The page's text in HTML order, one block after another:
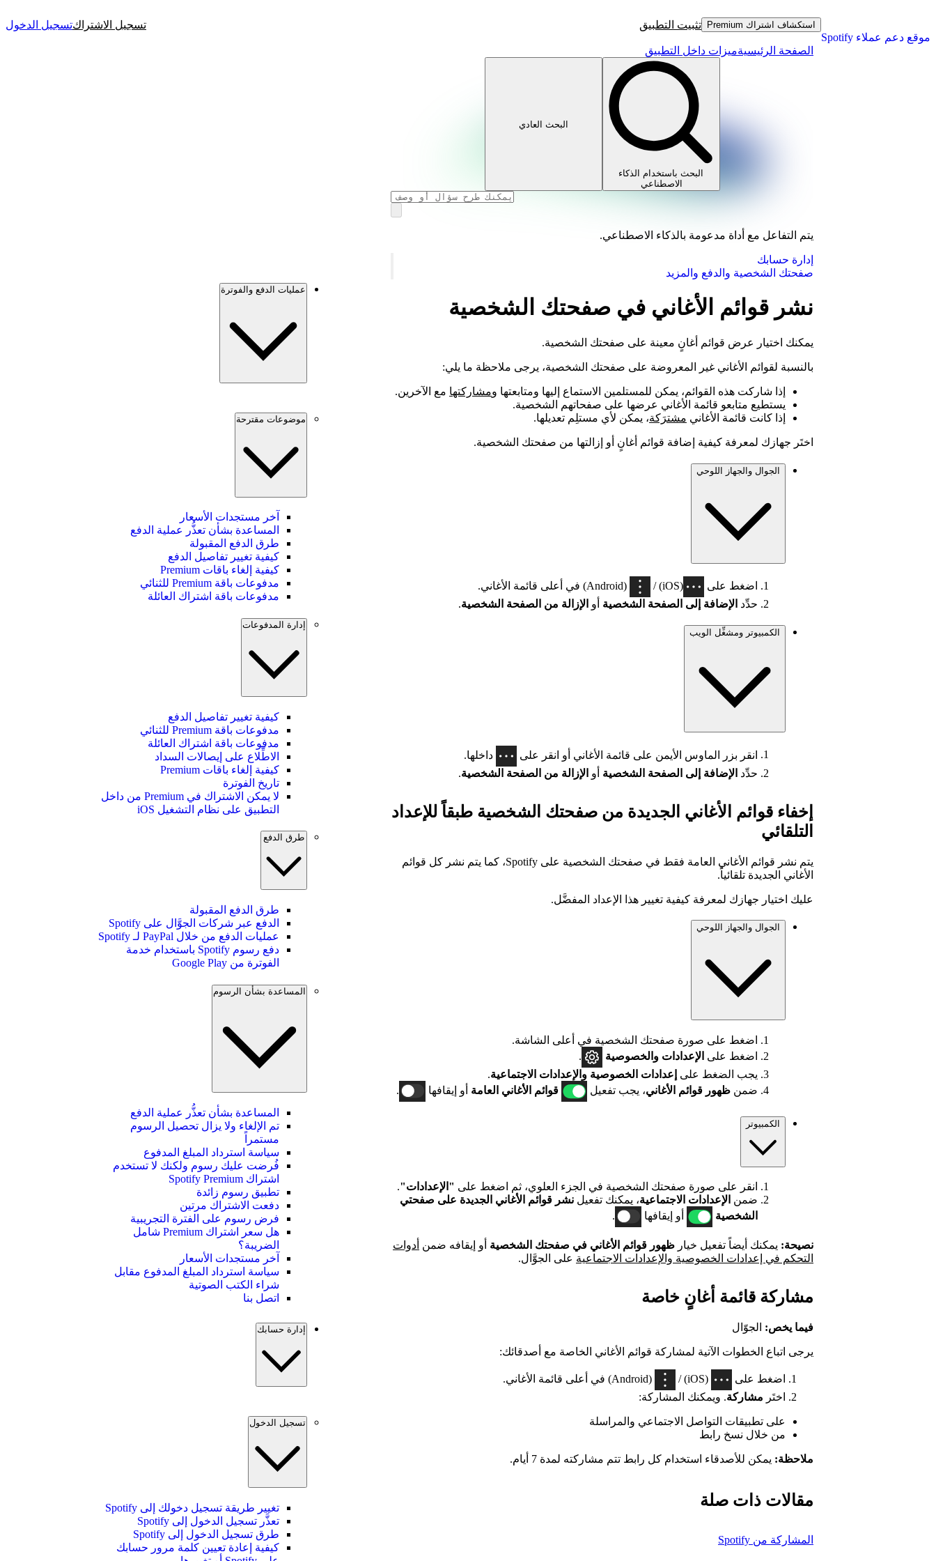
موقع دعم عملاء Spotify
استكشاف اشتراك Premium تثبيت التطبيق تسجيل الاشتراكتسجيل الدخول
الصفحة الرئيسيةميزات داخل التطبيق
البحث باستخدام الذكاء
الاصطناعي
البحث العادي
يتم التفاعل مع أداة مدعومة بالذكاء الاصطناعي.
إدارة حسابك
صفحتك الشخصية والدفع والمزيد
نشر قوائم الأغاني في صفحتك الشخصية
يمكنك اختيار عرض قوائم أغانٍ معينة على صفحتك الشخصية.
بالنسبة لقوائم الأغاني غير المعروضة على صفحتك الشخصية، يرجى ملاحظة ما يلي:
إذا شاركت هذه القوائم، يمكن للمستلمين الاستماع إليها ومتابعتها ومشاركتها مع الآخرين.
يستطيع متابعو قائمة الأغاني عرضها على صفحاتهم الشخصية.
إذا كانت قائمة الأغاني مشترَكة، يمكن لأي مستلِم تعديلها.
اختَر جهازك لمعرفة كيفية إضافة قوائم أغانٍ أو إزالتها من صفحتك الشخصية.
الجوال والجهاز اللوحي
اضغط على (iOS) /
(Android) في أعلى قائمة الأغاني.
حدِّد الإضافة إلى الصفحة الشخصية أو الإزالة من الصفحة الشخصية.
الكمبيوتر ومشغِّل الويب
انقر بزر الماوس الأيمن على قائمة الأغاني أو انقر على
داخلها.
حدِّد الإضافة إلى الصفحة الشخصية أو الإزالة من الصفحة الشخصية.
إخفاء قوائم الأغاني الجديدة من صفحتك الشخصية طبقاً للإعداد
التلقائي
يتم نشر قوائم الأغاني العامة فقط في صفحتك الشخصية على Spotify، كما يتم نشر كل قوائم
الأغاني الجديدة تلقائياً.
عليك اختيار جهازك لمعرفة كيفية تغيير هذا الإعداد المفضَّل.
الجوال والجهاز اللوحي
اضغط على صورة صفحتك الشخصية في أعلى الشاشة.
اضغط على الإعدادات والخصوصية
.
يجب الضغط على إعدادات الخصوصية والإعدادات الاجتماعية.
ضمن ظهور قوائم الأغاني، يجب تفعيل قوائم الأغاني العامة أو إيقافها .
الكمبيوتر
انقر على صورة صفحتك الشخصية في الجزء العلوي، ثم اضغط على "الإعدادات".
ضمن الإعدادات الاجتماعية، يمكنك تفعيل نشر قوائم الأغاني الجديدة على صفحتي
الشخصية
أو إيقافها .
نصيحة: يمكنك أيضاً تفعيل خيار ظهور قوائم الأغاني في صفحتك الشخصية أو إيقافه ضمن أدوات
التحكم في إعدادات الخصوصية والإعدادات الاجتماعية على الجوَّال.
مشاركة قائمة أغانٍ خاصة
فيما يخص: الجوّال
يرجى اتباع الخطوات الآتية لمشاركة قوائم الأغاني الخاصة مع أصدقائك:
اضغط على (iOS) /
(Android) في أعلى قائمة الأغاني.
اختَر مشاركة. ويمكنك المشاركة:
على تطبيقات التواصل الاجتماعي والمراسلة
من خلال نسخ رابط
ملاحظة: يمكن للأصدقاء استخدام كل رابط تتم مشاركته لمدة 7 أيام.
مقالات ذات صلة
المشاركة من Spotify
عمليات الدفع والفوترة
موضوعات مقترحة
آخر مستجدات الأسعار
المساعدة بشأن تعذُّر عملية الدفع
طرق الدفع المقبولة
كيفية تغيير تفاصيل الدفع
كيفية إلغاء باقات Premium
مدفوعات باقة Premium للثنائي
مدفوعات باقة اشتراك العائلة
إدارة المدفوعات
كيفية تغيير تفاصيل الدفع
مدفوعات باقة Premium للثنائي
مدفوعات باقة اشتراك العائلة
الاطِّلاع على إيصالات السداد
كيفية إلغاء باقات Premium
تاريخ الفوترة
لا يمكن الاشتراك في Premium من داخل
التطبيق على نظام التشغيل iOS
طرق الدفع
طرق الدفع المقبولة
الدفع عبر شركات الجوَّال على Spotify
عمليات الدفع من خلال PayPal لـ Spotify
دفع رسوم Spotify باستخدام خدمة
الفوترة من Google Play
المساعدة بشأن الرسوم
المساعدة بشأن تعذُّر عملية الدفع
تم الإلغاء ولا يزال تحصيل الرسوم
مستمراً
سياسة استرداد المبلغ المدفوع
فُرضت عليك رسوم ولكنك لا تستخدم
اشتراك Spotify Premium
تطبيق رسوم زائدة
دفعت الاشتراك مرتين
فرض رسوم على الفترة التجريبية
هل سعر اشتراك Premium شامل
الضريبة؟
آخر مستجدات الأسعار
سياسة استرداد المبلغ المدفوع مقابل
شراء الكتب الصوتية
اتصل بنا
إدارة حسابك
تسجيل الدخول
تغيير طريقة تسجيل دخولك إلى Spotify
تعذَّر تسجيل الدخول إلى Spotify
طرق تسجيل الدخول إلى Spotify
كيفية إعادة تعيين كلمة مرور حسابك